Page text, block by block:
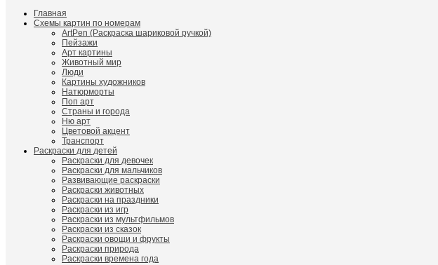
Главная
Схемы картин по номерам
ArtPen (Раскраска шариковой ручкой)
Пейзажи
Арт картины
Животный мир
Люди
Картины художников
Натюрморты
Поп арт
Страны и города
Ню арт
Цветовой акцент
Транспорт
Раскраски для детей
Раскраски для девочек
Раскраски для мальчиков
Развивающие раскраски
Раскраски животных
Раскраски на праздники
Раскраски из игр
Раскраски из мультфильмов
Раскраски из сказок
Раскраски овощи и фрукты
Раскраски природа
Раскраски времена года